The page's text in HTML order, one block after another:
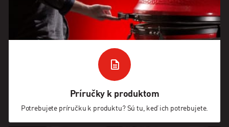
Príručky k produktom
Potrebujete príručku k produktu? Sú tu, keď ich potrebujete.